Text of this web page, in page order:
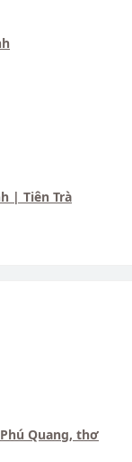
| Tiên Trà
Quang, thơ